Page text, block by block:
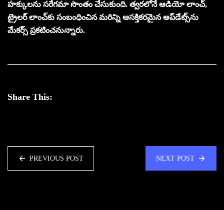
హక్కులను సరేగమా సొంతం చేసుకుంది. త్వరలోనే ఆడియో లాంచ్,
ట్రైలర్ లాంచ్‌కు సంబంధించిన మరిన్ని ఆసక్తికరమైన అప్‌డేట్స్‌ను
మేకర్స్ ప్రకటించనున్నారు.
Share This:
PREVIOUS POST NEXT POST